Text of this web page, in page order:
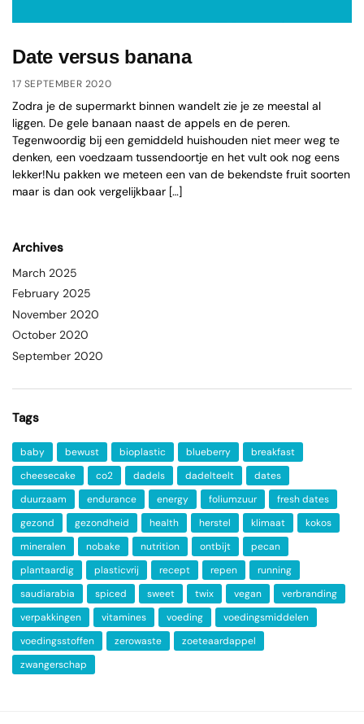
Date versus banana
17 SEPTEMBER 2020
Zodra je de supermarkt binnen wandelt zie je ze meestal al
liggen. De gele banaan naast de appels en de peren.
Tegenwoordig bij een gemiddeld huishouden niet meer weg te
denken, een voedzaam tussendoortje en het vult ook nog eens
lekker!Nu pakken we meteen een van de bekendste fruit soorten
maar is dan ook vergelijkbaar […]
Archives
March 2025
February 2025
November 2020
October 2020
September 2020
Tags
baby bewust bioplastic blueberry
breakfast
cheesecake
co2 dadels dadelteelt
dates
duurzaam
endurance energy foliumzuur
fresh dates
gezond
gezondheid health herstel klimaat
kokos
mineralen
nobake nutrition ontbijt
pecan
plantaardig
plasticvrij recept repen
running
saudiarabia
spiced sweet twix vegan
verbranding
verpakkingen
vitamines voeding
voedingsmiddelen
voedingsstoffen
zerowaste
zoeteaardappel
zwangerschap